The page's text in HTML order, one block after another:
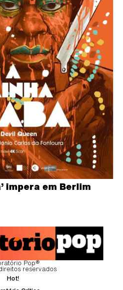
impera em Berlim
Pop®
reservados
Hot!